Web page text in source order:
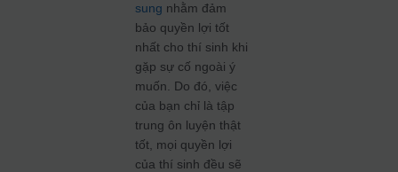
sung nhằm đảm
bảo quyền lợi tốt
nhất cho thí sinh khi
gặp sự cố ngoài ý
muốn. Do đó, việc
của bạn chỉ là tập
trung ôn luyện thật
tốt, mọi quyền lợi
của thí sinh đều sẽ